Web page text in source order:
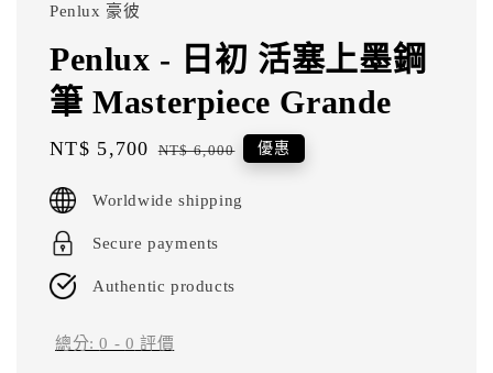
Penlux 豪彼
Penlux - 日初 活塞上墨鋼
筆 Masterpiece Grande
Sale
NT$ 5,700 Regular
NT$ 6,000 優惠
Worldwide shipping
Secure payments
Authentic products
總分:0 - 0 評價